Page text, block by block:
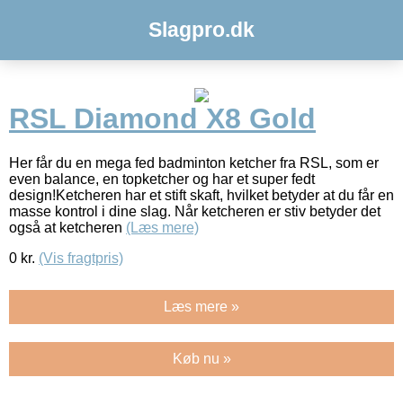
Slagpro.dk
RSL Diamond X8 Gold
Her får du en mega fed badminton ketcher fra RSL, som er
even balance, en topketcher og har et super fedt
design!Ketcheren har et stift skaft, hvilket betyder at du får en
masse kontrol i dine slag. Når ketcheren er stiv betyder det
også at ketcheren (Læs mere)
0 kr. (Vis fragtpris)
Læs mere »
Køb nu »